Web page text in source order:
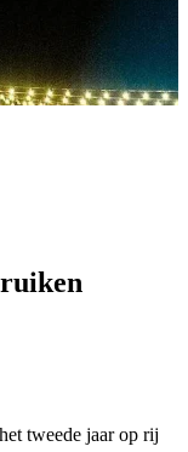
tweede jaar op rij